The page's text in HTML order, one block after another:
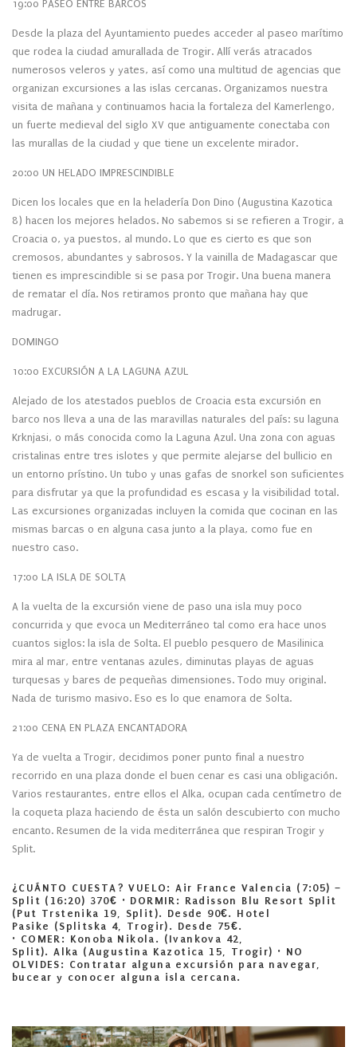
19:00 PASEO ENTRE BARCOS
Desde la plaza del Ayuntamiento puedes acceder al paseo marítimo
que rodea la ciudad amurallada de Trogir. Allí verás atracados
numerosos veleros y yates, así como una multitud de agencias que
organizan excursiones a las islas cercanas. Organizamos nuestra
visita de mañana y continuamos hacia la fortaleza del Kamerlengo,
un fuerte medieval del siglo XV que antiguamente conectaba con
las murallas de la ciudad y que tiene un excelente mirador.
20:00 UN HELADO IMPRESCINDIBLE
Dicen los locales que en la heladería Don Dino (Augustina Kazotica
8) hacen los mejores helados. No sabemos si se refieren a Trogir, a
Croacia o, ya puestos, al mundo. Lo que es cierto es que son
cremosos, abundantes y sabrosos. Y la vainilla de Madagascar que
tienen es imprescindible si se pasa por Trogir. Una buena manera
de rematar el día. Nos retiramos pronto que mañana hay que
madrugar.
DOMINGO
10:00 EXCURSIÓN A LA LAGUNA AZUL
Alejado de los atestados pueblos de Croacia esta excursión en
barco nos lleva a una de las maravillas naturales del país: su laguna
Krknjasi, o más conocida como la Laguna Azul. Una zona con aguas
cristalinas entre tres islotes y que permite alejarse del bullicio en
un entorno prístino. Un tubo y unas gafas de snorkel son suficientes
para disfrutar ya que la profundidad es escasa y la visibilidad total.
Las excursiones organizadas incluyen la comida que cocinan en las
mismas barcas o en alguna casa junto a la playa, como fue en
nuestro caso.
17:00 LA ISLA DE SOLTA
A la vuelta de la excursión viene de paso una isla muy poco
concurrida y que evoca un Mediterráneo tal como era hace unos
cuantos siglos: la isla de Solta. El pueblo pesquero de Masilinica
mira al mar, entre ventanas azules, diminutas playas de aguas
turquesas y bares de pequeñas dimensiones. Todo muy original.
Nada de turismo masivo. Eso es lo que enamora de Solta.
21:00 CENA EN PLAZA ENCANTADORA
Ya de vuelta a Trogir, decidimos poner punto final a nuestro
recorrido en una plaza donde el buen cenar es casi una obligación.
Varios restaurantes, entre ellos el Alka, ocupan cada centímetro de
la coqueta plaza haciendo de ésta un salón descubierto con mucho
encanto. Resumen de la vida mediterránea que respiran Trogir y
Split.
¿CUÁNTO CUESTA?VUELO :Air France Valencia (7:05) –
Split (16:20) 370€ · DORMIR : Radisson Blu Resort Split
( Put Trstenika 19, Split). Desde 90€. Hotel
Pasike (Splitska 4, Trogir). Desde 75€.
· COMER : Konoba Nikola . (Ivankova 42,
Split).Alka (Augustina Kazotica 15, Trogir) · NO
OLVIDES: Contratar alguna excursión para navegar,
bucear y conocer alguna isla cercana.